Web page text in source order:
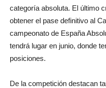
categoría absoluta. El último
obtener el pase definitivo al
campeonato de España
tendrá lugar en junio, donde
posiciones.
De la competición destacan